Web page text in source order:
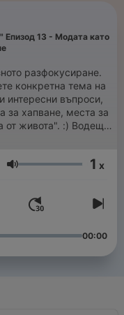
Епизод 13 - Модата като
разфокусиране.
конкретна тема на
интересни въпроси,
за хапване, места за
:) Водещи
нямат един
в една
дизайн, а Мария
и П.Р.
Сила на звука
1 x
00:00